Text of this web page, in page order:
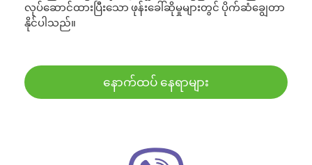
လုပ်ဆောင်ထားပြီးသော ဖုန်းခေါ်ဆိုမှုများတွင် ပိုက်ဆံချွေတာ
နိုင်ပါသည်။
နောက်ထပ် နေရာများ